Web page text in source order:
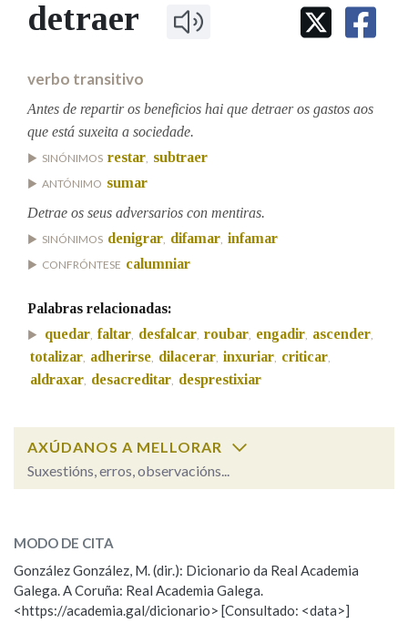
IDENTIDADE CORPORATIVA
MARCIAL DEL ADALID
FIGURAS HOMENAXEADAS
PRIMAVERA DAS LETRAS
PORTAL DAS PALABRAS
Facebook
TwitterYoutubeInstagram
Bluesky
BUSCAR NOS LEMAS
Remata por
Nas definicións
Nos exemplos
OUTRAS OPCIÓNS DE BUSCA
Marcas gramaticais
detraer
verbo transitivo
Antes de repartir os beneficios hai que detraer os gastos aos
que está suxeita a sociedade.
SINÓNIMOS restar, subtraer
ANTÓNIMO sumar
Detrae os seus adversarios con mentiras.
SINÓNIMOS denigrar, difamar, infamar
CONFRÓNTESE calumniar
Palabras relacionadas:
quedar, faltar, desfalcar, roubar, engadir, ascender,
totalizar, adherirse, dilacerar, inxuriar, criticar,
aldraxar, desacreditar, desprestixiar
AXÚDANOS A MELLORAR
Suxestións, erros, observacións...
ESCOLLE UNHA OPCIÓN:
Observación Hai un erro na palabra
Propoño mellorar a definición
MODO DE CITA
González González, M. (dir.): Dicionario da Real Academia
Galega. A Coruña: Real Academia Galega.
<https://academia.gal/dicionario> [Consultado: <data>]